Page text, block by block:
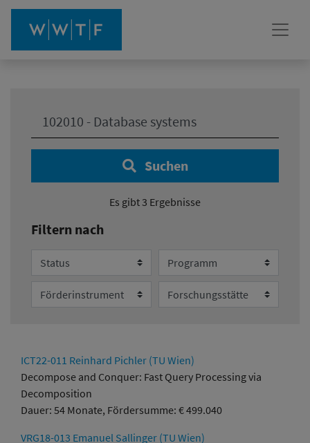
Suchen
Es gibt 3 Ergebnisse
Filtern nach
Status Programm
Förderinstrument Forschungsstätte
ICT22-011 Reinhard Pichler (TU Wien)
Decompose and Conquer: Fast Query Processing via
Decomposition
Dauer: 54 Monate, Fördersumme: € 499.040
VRG18-013 Emanuel Sallinger (TU Wien)